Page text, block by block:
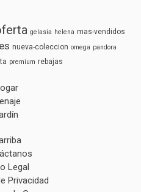
gelasia helena mas-vendidos
nueva-coleccion omega pandora
premium rebajas
Legal
Privacidad